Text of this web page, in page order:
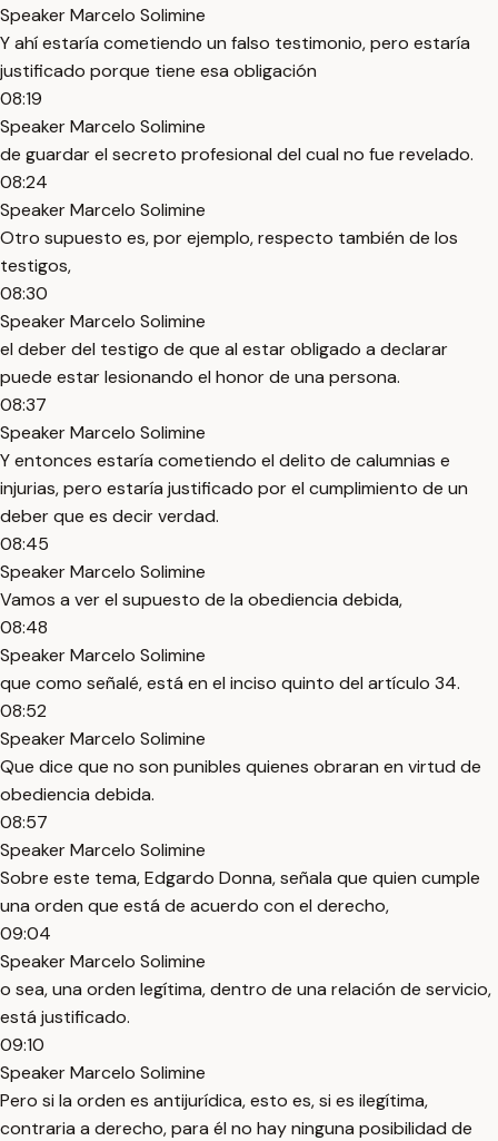
Speaker Marcelo Solimine
Y ahí estaría cometiendo un falso testimonio, pero estaría
justificado porque tiene esa obligación
08:19
Speaker Marcelo Solimine
de guardar el secreto profesional del cual no fue revelado.
08:24
Speaker Marcelo Solimine
Otro supuesto es, por ejemplo, respecto también de los
testigos,
08:30
Speaker Marcelo Solimine
el deber del testigo de que al estar obligado a declarar
puede estar lesionando el honor de una persona.
08:37
Speaker Marcelo Solimine
Y entonces estaría cometiendo el delito de calumnias e
injurias, pero estaría justificado por el cumplimiento de un
deber que es decir verdad.
08:45
Speaker Marcelo Solimine
Vamos a ver el supuesto de la obediencia debida,
08:48
Speaker Marcelo Solimine
que como señalé, está en el inciso quinto del artículo 34.
08:52
Speaker Marcelo Solimine
Que dice que no son punibles quienes obraran en virtud de
obediencia debida.
08:57
Speaker Marcelo Solimine
Sobre este tema, Edgardo Donna, señala que quien cumple
una orden que está de acuerdo con el derecho,
09:04
Speaker Marcelo Solimine
o sea, una orden legítima, dentro de una relación de servicio,
está justificado.
09:10
Speaker Marcelo Solimine
Pero si la orden es antijurídica, esto es, si es ilegítima,
contraria a derecho, para él no hay ninguna posibilidad de